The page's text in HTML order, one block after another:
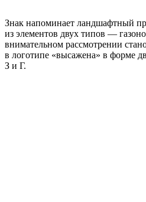
Знак напоминает ландшафтный
из элементов двух типов —
внимательном рассмотрении
в логотипе «высажена» в форме
З и Г.